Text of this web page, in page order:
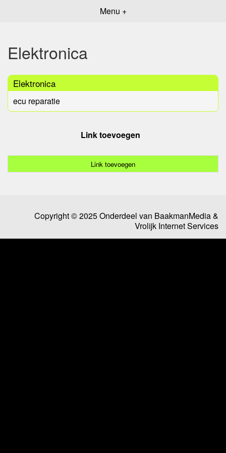
Menu +
Elektronica
Elektronica
ecu reparatie
Link toevoegen
Link toevoegen
Copyright © 2025 Onderdeel van BaakmanMedia&
Vrolijk Internet Services